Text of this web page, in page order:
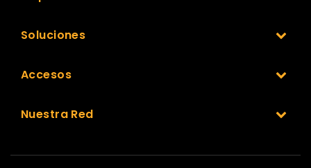
Soluciones
Accesos
Nuestra Red